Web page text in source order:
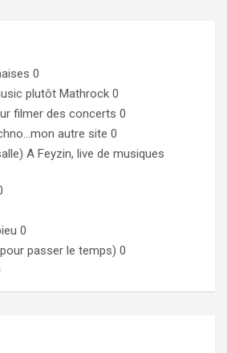
0
plutôt Mathrock 0
filmer des concerts 0
autre site 0
A Feyzin, live de musiques
0
passer le temps) 0